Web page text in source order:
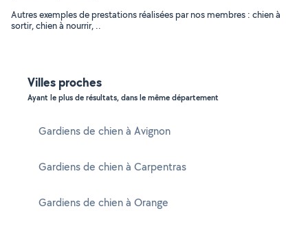
Autres exemples de prestations réalisées par nos membres : chien à
sortir, chien à nourrir, ..
Villes proches
Ayant le plus de résultats, dans le même département
Gardiens de chien à Avignon
Gardiens de chien à Carpentras
Gardiens de chien à Orange